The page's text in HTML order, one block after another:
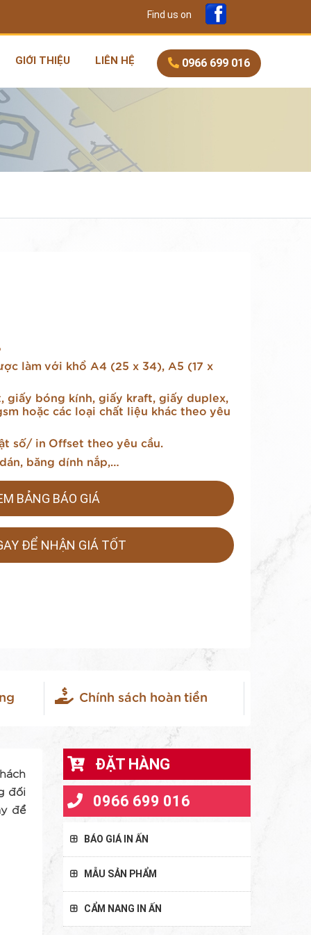
Find us on
GIỚI THIỆU LIÊN HỆ 0966 699 016
làm với khổ A4 (25 x 34), A5 (17 x
giấy bóng kính, giấy kraft, giấy duplex,
hoặc các loại chất liệu khác theo yêu
số/ in Offset theo yêu cầu.
băng dính nắp,…
BẢNG BÁO GIÁ
ĐỂ NHẬN GIÁ TỐT
Chính sách hoàn tiền
đối
để
ĐẶT HÀNG
0966 699 016
BÁO GIÁ IN ẤN
Báo Giá Card Visit
Báo Giá Tem Bảo Hành
MẪU SẢN PHẨM
Mẫu Card
CẨM NANG IN ẤN